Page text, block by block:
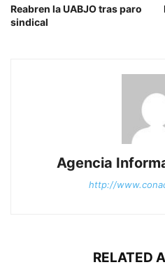
Reabren la UABJO tras paro
sindical
Agencia
http://
RELATED